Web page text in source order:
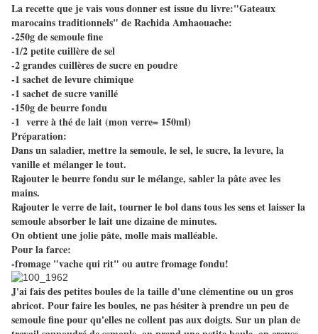
La recette que jevais vous donner est issue du livre:"Gateaux
marocains traditionnels" de Rachida Amhaouache:
-250g de semoule fine
-1/2 petite cuillère de sel
-2 grandes cuillères de sucre en poudre
-1 sachet de levure chimique
-1 sachet de sucre vanillé
-150g de beurre fondu
-1 verre à thé de lait (mon verre= 150ml)
Préparation:
Dans un saladier, mettre la semoule, le sel, le sucre, la levure, la
vanille et mélanger le tout.
Rajouter le beurre fondu sur le mélange, sabler la pâte avec les
mains.
Rajouter le verre de lait, tourner le bol dans tous les sens et laisser la
semoule absorber le lait une dizaine de minutes.
On obtient une jolie pâte, molle mais malléable.
Pour la farce:
-fromage "vache qui rit" ou autre fromage fondu!
J'ai fais des petites boules de la taille d'une clémentine ou un gros
abricot. Pour faire les boules, ne pas hésiter à prendre un peu de
semoule fine pour qu'elles ne collent pas aux doigts. Sur un plan de